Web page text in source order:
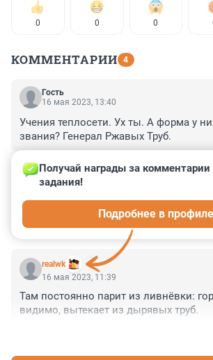
0 0 0
КОММЕНТАРИИ 4
Гость
16 мая 2023, 13:40
Учения теплосети. Ух ты. А форма у
звания? Генерал Ржавых Труб.
Гость
Как отвратительно!
realwk
Получай награды за комментарии
задания!
Подробнее в профиле
16 мая 2023, 11:39
Там постоянно парит из ливнёвки:
видимо, вытекает из дырявых труб.